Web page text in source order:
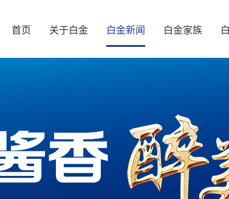
首页 关于白金 白金新闻 白金家族